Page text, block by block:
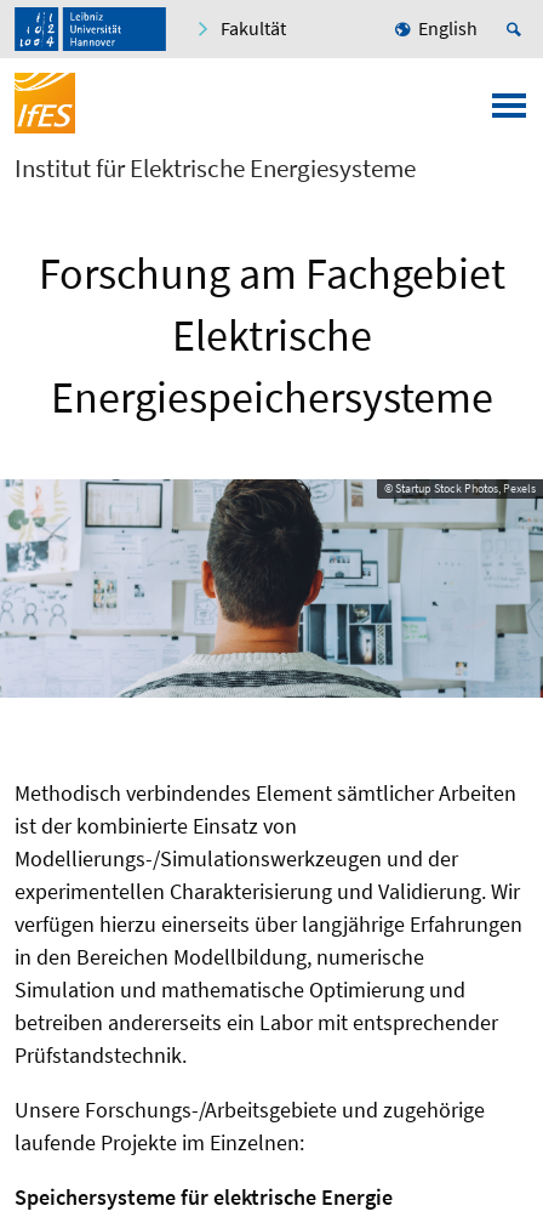
Fakultät English
Institut für Elektrische Energiesysteme
Forschung am Fachgebiet
Elektrische
Energiespeichersysteme
© Startup Stock Photos, Pexels
Methodisch verbindendes Element sämtlicher Arbeiten
ist der kombinierte Einsatz von
Modellierungs-/Simulationswerkzeugen und der
experimentellen Charakterisierung und Validierung. Wir
verfügen hierzu einerseits über langjährige Erfahrungen
in den Bereichen Modellbildung, numerische
Simulation und mathematische Optimierung und
betreiben andererseits ein Labor mit entsprechender
Prüfstandstechnik.
Unsere Forschungs-/Arbeitsgebiete und zugehörige
laufende Projekte im Einzelnen:
Speichersysteme für elektrische Energie